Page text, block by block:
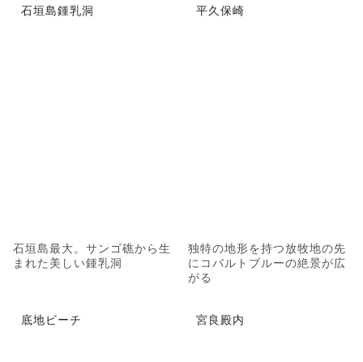
石垣島鍾乳洞
石垣島最大。サンゴ礁から生
まれた美しい鍾乳洞
平久保崎
独特の地形を持つ放牧地の先
にコバルトブルーの絶景が広
がる
底地ビーチ 宮良殿内